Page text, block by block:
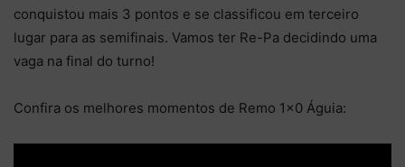
conquistou mais 3 pontos e se classificou em terceiro
lugar para as semifinais. Vamos ter Re-Pa decidindo uma
vaga na final do turno!
Confira os melhores momentos de Remo 1×0 Águia: